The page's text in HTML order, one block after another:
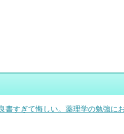
書すぎて悔しい。薬理学の勉強に